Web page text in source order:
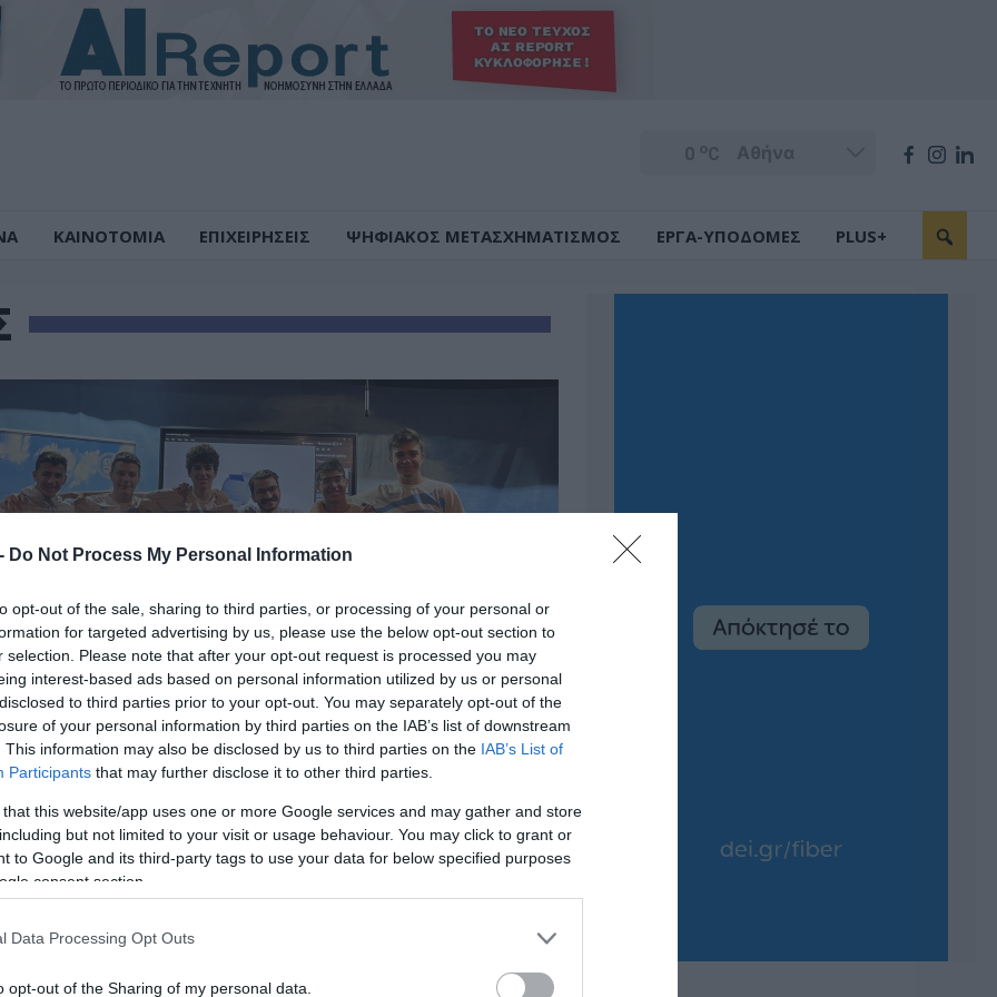
Do Not Process My Personal Information
opt-out of the sale, sharing to third parties, or processing of your personal or
for targeted advertising by us, please use the below opt-out section to
selection. Please note that after your opt-out request is processed you may
interest-based ads based on personal information utilized by us or personal
to third parties prior to your opt-out. You may separately opt-out of the
of your personal information by third parties on the IAB’s list of downstream
This information may also be disclosed by us to third parties on the IAB’s List of
Participants that may further disclose it to other third parties.
that this website/app uses one or more Google services and may gather and store
but not limited to your visit or usage behaviour. You may click to grant or
to Google and its third-party tags to use your data for below specified purposes
consent section.
Data Processing Opt Outs
opt-out of the Sharing of my personal data.
0 oC
ΚΑΙΝΟΤΟΜΙΑ ΕΠΙΧΕΙΡΗΣΕΙΣ ΨΗΦΙΑΚΟΣ ΜΕΤΑΣΧΗΜΑΤΙΣΜΟΣ ΕΡΓΑ-ΥΠΟΔΟΜΕΣ PLUS+